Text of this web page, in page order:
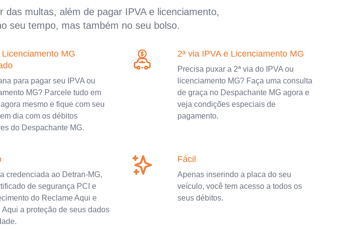
multas, além de pagar IPVA e licenciamento,
seu tempo, mas também no seu bolso.
Licenciamento MG
para pagar seu IPVA ou
MG? Parcele tudo em
mesmo e fique com seu
dia com os débitos
do Despachante MG.
2ª via IPVA e Licenciamento MG
Precisa puxar a 2ª via do IPVA ou
licenciamento MG? Faça uma consulta
de graça no Despachante MG agora e
veja condições especiais de
pagamento.
credenciada ao Detran-MG,
de segurança PCI e
do Reclame Aqui e
Aqui a proteção de seus dados
Fácil
Apenas inserindo a placa do seu
veículo, você tem acesso a todos os
seus débitos.